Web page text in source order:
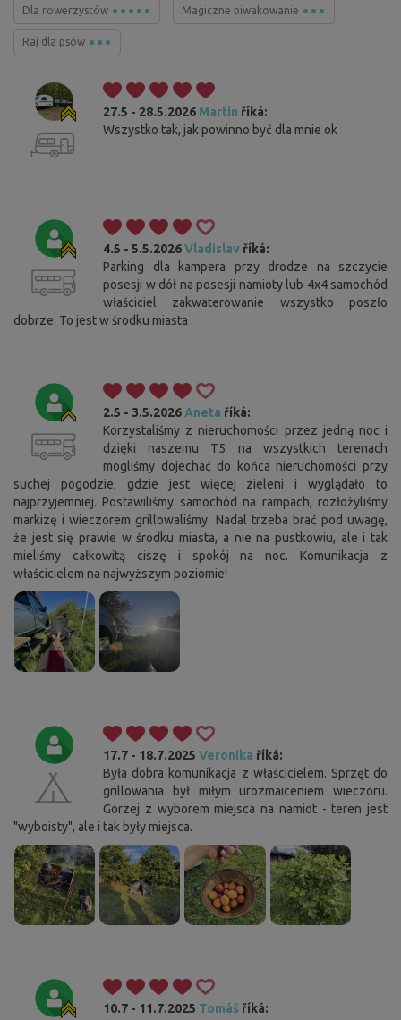
Dla rowerzystów Magiczne biwakowanie
Raj dla psów
27.5 - 28.5.2026 Martin říká:
Wszystko tak, jak powinno być dla mnie ok
4.5 - 5.5.2026Vladislav říká:
Parking dla kampera przy drodze na szczycie
posesji w dół na posesji namioty lub 4x4 samochód
właściciel zakwaterowanie wszystko poszło
dobrze. To jest w środku miasta .
2.5 - 3.5.2026 Aneta říká:
Korzystaliśmy z nieruchomości przez jedną noc i
dzięki naszemu T5 na wszystkich terenach
mogliśmy dojechać do końca nieruchomości przy
suchej pogodzie, gdzie jest więcej zieleni i wyglądało to
najprzyjemniej. Postawiliśmy samochód na rampach, rozłożyliśmy
markizę i wieczorem grillowaliśmy. Nadal trzeba brać pod uwagę,
że jest się prawie w środku miasta, a nie na pustkowiu, ale i tak
mieliśmy całkowitą ciszę i spokój na noc. Komunikacja z
właścicielem na najwyższym poziomie!
17.7 - 18.7.2025 Veronika říká:
Była dobra komunikacja z właścicielem. Sprzęt do
grillowania był miłym urozmaiceniem wieczoru.
Gorzej z wyborem miejsca na namiot - teren jest
"wyboisty", ale i tak były miejsca.
10.7 - 11.7.2025 Tomáš říká:
przeszkadzał.
Ta strona korzysta z plików cookie. Potwierdź swoją zgodę na